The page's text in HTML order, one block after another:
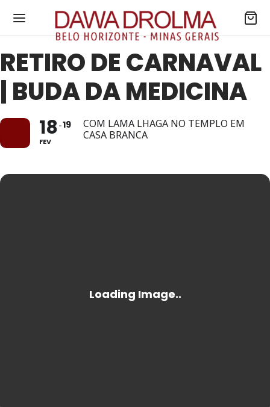
RETIRO DE CARNAVAL
| BUDA DA MEDICINA
18
FEV
19
COM LAMA LHAGA NO TEMPLO EM
CASA BRANCA